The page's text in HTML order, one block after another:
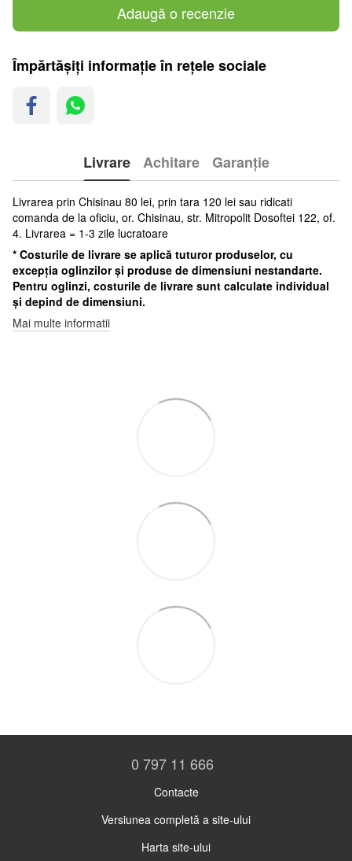
Adaugă o recenzie
Împărtășiți informație în rețele sociale
Livrare Achitare Garanție
Livrarea prin Chisinau 80 lei, prin tara 120 lei sau ridicati
comanda de la oficiu, or. Chisinau, str. Mitropolit Dosoftei 122, of.
4. Livrarea = 1-3 zile lucratoare
* Costurile de livrare se aplică tuturor produselor, cu
excepția oglinzilor și produse de dimensiuni nestandarte.
Pentru oglinzi, costurile de livrare sunt calculate individual
și depind de dimensiuni.
Mai multe informatii
0 797 11 666
Contacte
Versiunea completă a site-ului
Harta site-ului